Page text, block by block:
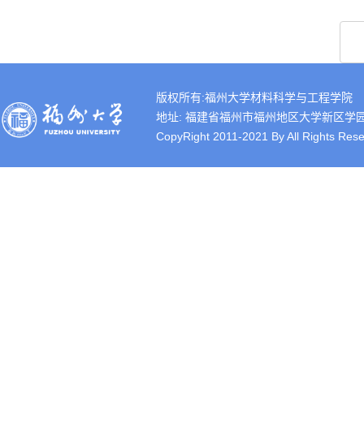
版权所有:福州大学材料科学与工程学院
地址: 福建省福州市福州地区大学新区
CopyRight 2011-2021 By All Rights